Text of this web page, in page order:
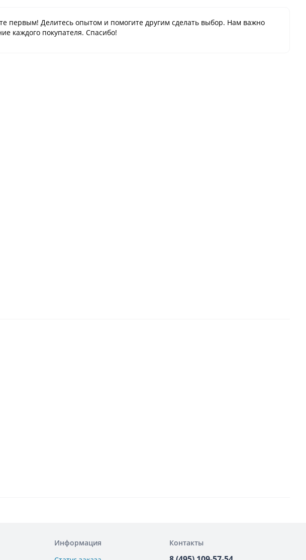
первым! Делитесь опытом и помогите другим сделать выбор. Нам важно
каждого покупателя. Спасибо!
Информация
Контакты